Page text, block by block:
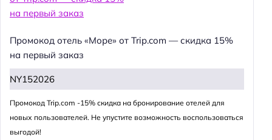
Промокод отель «Море» от Trip.com — скидка 15%
на первый заказ
NY152026
Промокод Trip.com -15% скидка на бронирование отелей для
новых пользователей. Не упустите возможность воспользоваться
выгодой!